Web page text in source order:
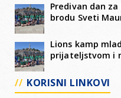
Predivan dan
brodu Sveti
Lions kamp
prijateljstvom i
KORISNI LINKOVI